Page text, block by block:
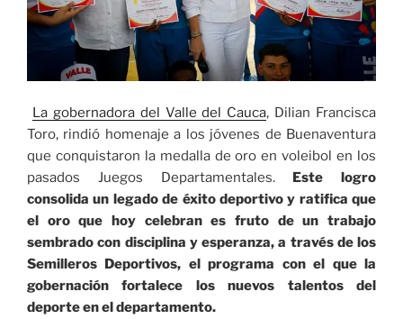
La gobernadora del Valle del Cauca, Dilian Francisca
Toro, rindió homenaje a los jóvenes de Buenaventura
que conquistaron la medalla de oro en voleibol en los
pasados Juegos Departamentales. Este logro
consolida un legado de éxito deportivo y ratifica que
el oro que hoy celebran es fruto de un trabajo
sembrado con disciplina y esperanza, a través de los
Semilleros Deportivos, el programa con el que la
gobernación fortalece los nuevos talentos del
deporte en el departamento.